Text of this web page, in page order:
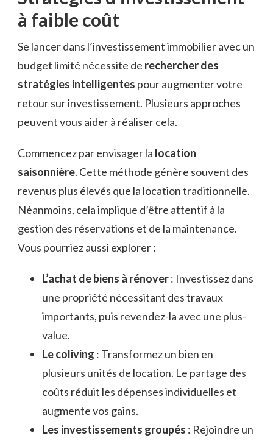
à faible coût
Se lancer dans l’investissement immobilier avec un
budget limité nécessite de rechercher des
stratégies intelligentes pour augmenter votre
retour sur investissement. Plusieurs approches
peuvent vous aider à réaliser cela.
Commencez par envisager la location
saisonnière. Cette méthode génère souvent des
revenus plus élevés que la location traditionnelle.
Néanmoins, cela implique d’être attentif à la
gestion des réservations et de la maintenance.
Vous pourriez aussi explorer :
L’achat de biens à rénover: Investissez dans
une propriété nécessitant des travaux
importants, puis revendez-la avec une plus-
value.
Le coliving : Transformez un bien en
plusieurs unités de location. Le partage des
coûts réduit les dépenses individuelles et
augmente vos gains.
Les investissements groupés : Rejoindre un